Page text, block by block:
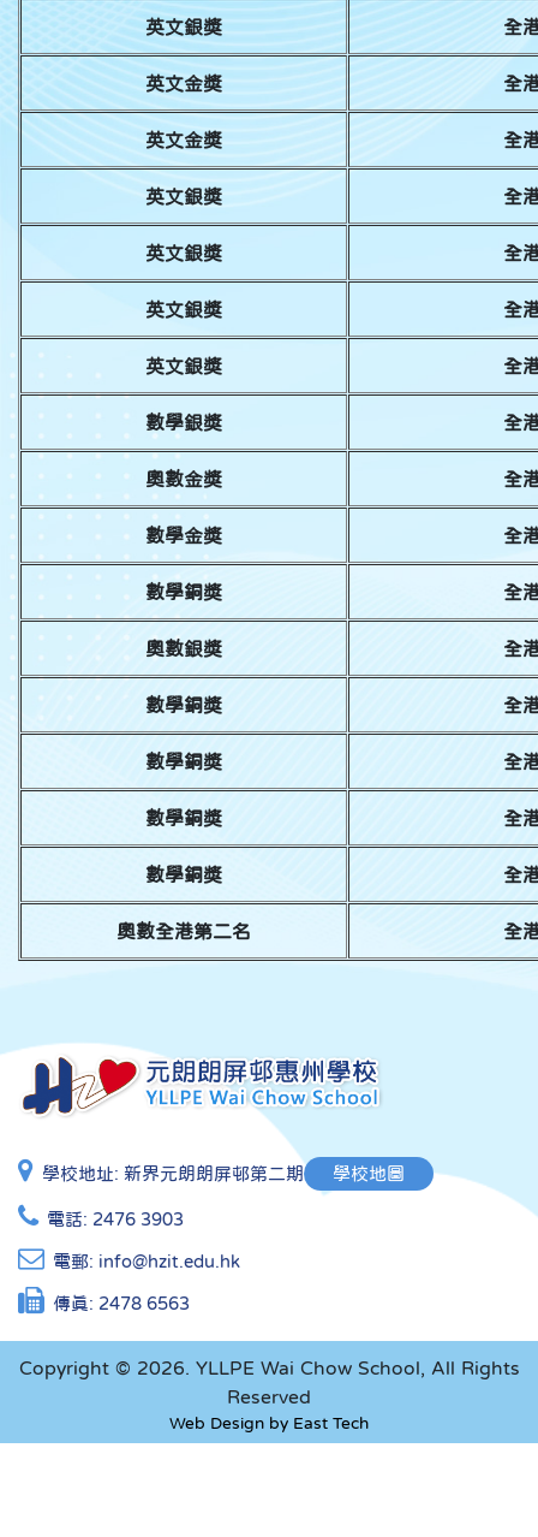
英文銀獎 全
英文金獎 全
英文金獎 全
英文銀獎 全
英文銀獎 全
英文銀獎 全
英文銀獎 全
數學銀獎 全
奧數金獎 全
數學金獎 全
數學銅獎 全
奧數銀獎 全
數學銅獎 全
數學銅獎 全
數學銅獎 全
數學銅獎 全
奧數全港第二名 全
學校地址: 新界元朗朗屏邨第二期 學校地圖
電話: 2476 3903
電郵: info@hzit.edu.hk
傳真: 2478 6563
Copyright © 2026. YLLPE Wai Chow School, All Rights
Reserved
Web Design by East Tech